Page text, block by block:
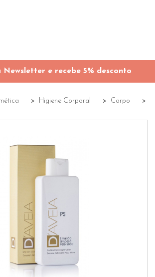
Newsletter e recebe 5% desconto
Higiene Corporal Corpo